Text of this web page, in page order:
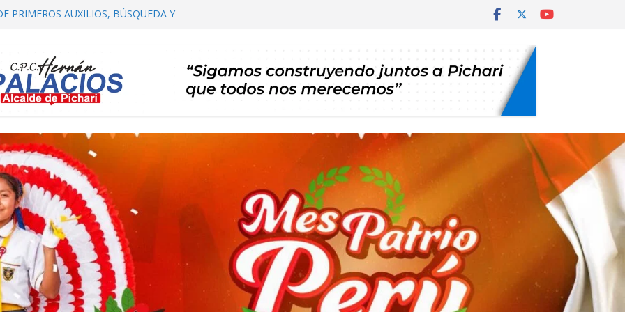
PRIMEROS AUXILIOS, BÚSQUEDA Y
PARTICIPA EN EL PRIMER
COMUNALES
DE PLAN DE DESARROLLO
2026 – 2035 ETAPA DE PROPUESTAS
TE INVITA A SU I FESTIVAL DEL CAFÉ